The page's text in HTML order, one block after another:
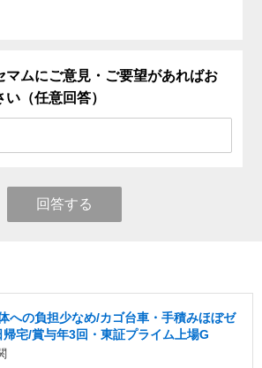
マムにご意見・ご要望があればお
（任意回答）
回答する
への負担少なめ/カゴ台車・手積みほぼゼ
宅/賞与年3回・東証プライム上場G